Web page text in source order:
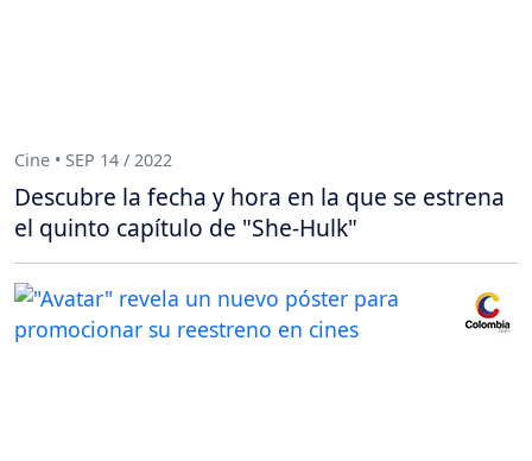
Cine • SEP 14 / 2022
Descubre la fecha y hora en la que se estrena
el quinto capítulo de "She-Hulk"